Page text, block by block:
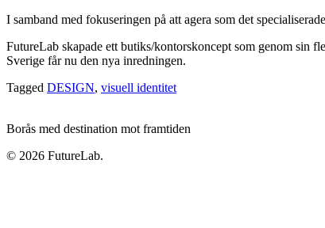
I samband med fokuseringen på att agera som det
FutureLab skapade ett butiks/kontorskoncept som genom sin
Sverige får nu den nya inredningen.
Tagged DESIGN, visuell identitet
Borås med destination mot framtiden
© 2026 FutureLab.